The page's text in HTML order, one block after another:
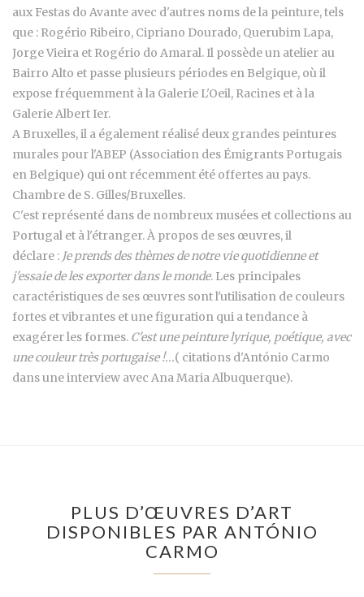
aux Festas do Avante avec d'autres noms de la peinture, tels
que : Rogério Ribeiro, Cipriano Dourado, Querubim Lapa,
Jorge Vieira et Rogério do Amaral. Il possède un atelier au
Bairro Alto et passe plusieurs périodes en Belgique, où il
expose fréquemment à la Galerie L'Oeil, Racines et à la
Galerie Albert Ier.
A Bruxelles, il a également réalisé deux grandes peintures
murales pour l'ABEP (Association des Émigrants Portugais
en Belgique) qui ont récemment été offertes au pays.
Chambre de S. Gilles/Bruxelles.
C'est représenté dans de nombreux musées et collections au
Portugal et à l'étranger. À propos de ses œuvres, il
déclare : Je prends des thèmes de notre vie quotidienne et
j'essaie de les exporter dans le monde. Les principales
caractéristiques de ses œuvres sont l'utilisation de couleurs
fortes et vibrantes et une figuration qui a tendance à
exagérer les formes. C'est une peinture lyrique, poétique, avec
une couleur très portugaise !...( citations d'António Carmo
dans une interview avec Ana Maria Albuquerque).
PLUS D’ŒUVRES D’ART
DISPONIBLES PAR ANTÓNIO
CARMO